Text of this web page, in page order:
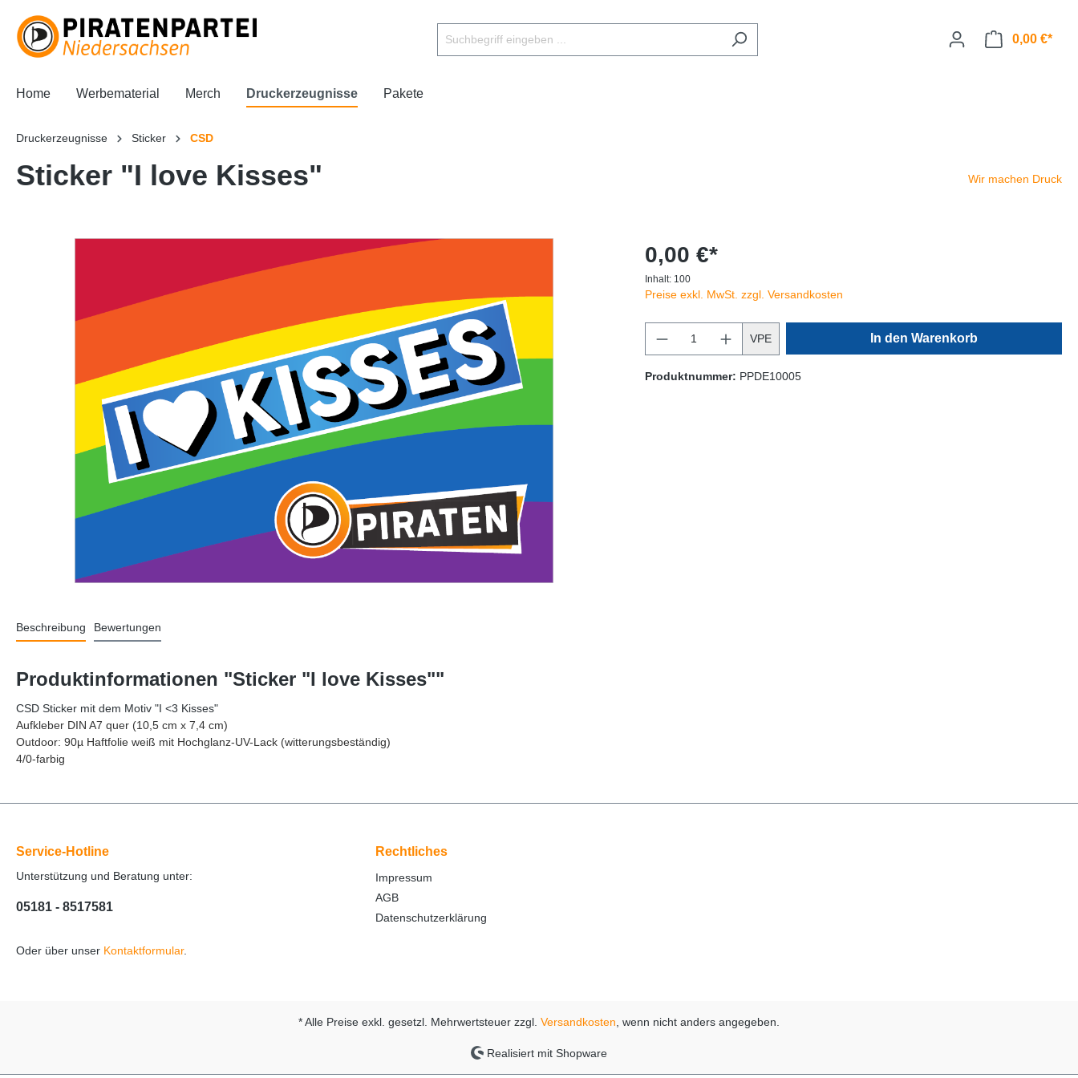
0,00 €*
Home Werbematerial Merch Druckerzeugnisse Pakete
Druckerzeugnisse Sticker CSD
Sticker "I love Kisses" Wir machen Druck
0,00 €*
Inhalt: 100
Preise exkl. MwSt. zzgl. Versandkosten
VPE In den Warenkorb
Produktnummer: PPDE10005
Beschreibung Bewertungen
Produktinformationen "Sticker "I love Kisses""
CSD Sticker mit dem Motiv "I <3 Kisses"
Aufkleber DIN A7 quer (10,5 cm x 7,4 cm)
Outdoor: 90µ Haftfolie weiß mit Hochglanz-UV-Lack (witterungsbeständig)
4/0-farbig
Service-Hotline
Unterstützung und Beratung unter:
05181 - 8517581
Oder über unser Kontaktformular.
Rechtliches
Impressum
AGB
Datenschutzerklärung
* Alle Preise exkl. gesetzl. Mehrwertsteuer zzgl. Versandkosten , wenn nicht anders angegeben.
Realisiert mit Shopware